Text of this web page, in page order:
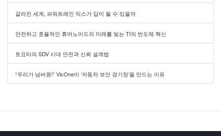
갈라진 세계, 파워트레인 믹스가 답이 될 수 있을까
안전하고 효율적인 휴머노이드의 미래를 빚는 TI의 반도체 혁신
토요타의 SDV 시대 안전과 신뢰 설계법
“우리가 넘버원!” VicOne이 ‘자동차 보안 경기장’을 만드는 이유